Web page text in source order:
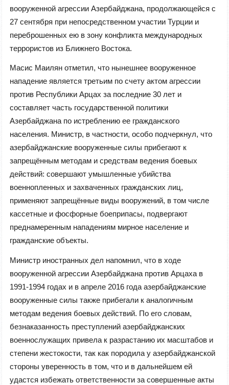
вооруженной агрессии Азербайджана, продолжающейся с
27 сентября при непосредственном участии Турции и
переброшенных ею в зону конфликта международных
террористов из Ближнего Востока.
Масис Маилян отметил, что нынешнее вооруженное
нападение является третьим по счету актом агрессии
против Республики Арцах за последние 30 лет и
составляет часть государственной политики
Азербайджана по истреблению ее гражданского
населения. Министр, в частности, особо подчеркнул, что
азербайджанские вооруженные силы прибегают к
запрещённым методам и средствам ведения боевых
действий: совершают умышленные убийства
военнопленных и захваченных гражданских лиц,
применяют запрещённые виды вооружений, в том числе
кассетные и фосфорные боеприпасы, подвергают
преднамеренным нападениям мирное население и
гражданские объекты.
Министр иностранных дел напомнил, что в ходе
вооруженной агрессии Азербайджана против Арцаха в
1991-1994 годах и в апреле 2016 года азербайджанские
вооруженные силы также прибегали к аналогичным
методам ведения боевых действий. По его словам,
безнаказанность преступлений азербайджанских
военнослужащих привела к разрастанию их масштабов и
степени жестокости, так как породила у азербайджанской
стороны уверенность в том, что и в дальнейшем ей
удастся избежать ответственности за совершенные акты